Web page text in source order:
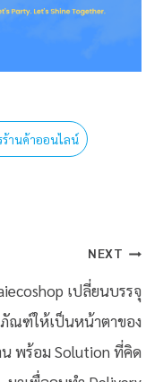
านค้าออนไลน์
NEXT
เปลี่ยนบรรจุ
ภัณฑ์ให้เป็นหน้าตาของ
น พร้อม Solution ที่คิด